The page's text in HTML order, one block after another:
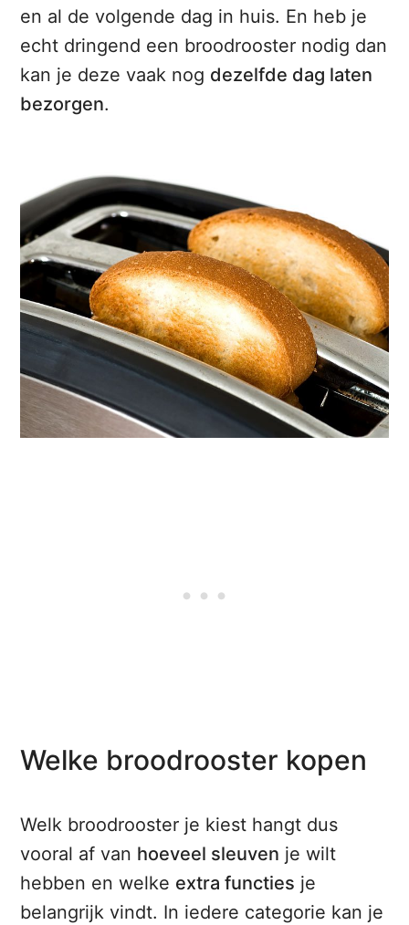
en al de volgende dag in huis. En heb je
echt dringend een broodrooster nodig dan
kan je deze vaak nog dezelfde dag laten
bezorgen.
Welke broodrooster kopen
Welk broodrooster je kiest hangt dus
vooral af van hoeveel sleuven je wilt
hebben en welke extra functies je
belangrijk vindt. In iedere categorie kan je